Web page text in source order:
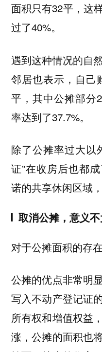
面积只有32平，这
过了40%。
遇到这种情况的自
邻居也表示，自己
平，其中公摊部分
率达到了37.7%。
除了公摊率过大以
证”在收房后也都
诺的共享休闲区域
取消公摊，意义
对于公摊面积的存
公摊的优点非常明
写入不动产登记证
所有权和增值权益
涨，公摊的面积也